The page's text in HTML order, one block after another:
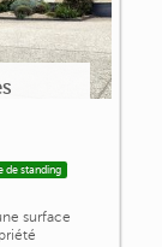
de standing
surface